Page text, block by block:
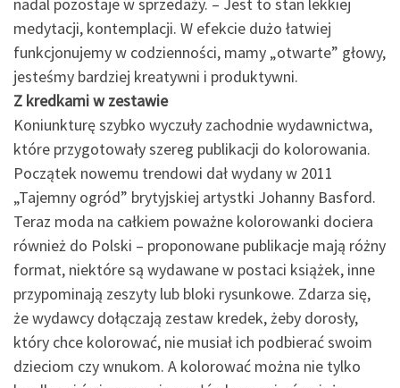
medytacji, kontemplacji. W efekcie dużo łatwiej
funkcjonujemy w codzienności, mamy „otwarte” głowy,
jesteśmy bardziej kreatywni i produktywni.
Z kredkami w zestawie
Koniunkturę szybko wyczuły zachodnie wydawnictwa,
które przygotowały szereg publikacji do kolorowania.
Początek nowemu trendowi dał wydany w 2011
„Tajemny ogród” brytyjskiej artystki Johanny Basford.
Teraz moda na całkiem poważne kolorowanki dociera
również do Polski – proponowane publikacje mają różny
format, niektóre są wydawane w postaci książek, inne
przypominają zeszyty lub bloki rysunkowe. Zdarza się,
że wydawcy dołączają zestaw kredek, żeby dorosły,
który chce kolorować, nie musiał ich podbierać swoim
dzieciom czy wnukom. A kolorować można nie tylko